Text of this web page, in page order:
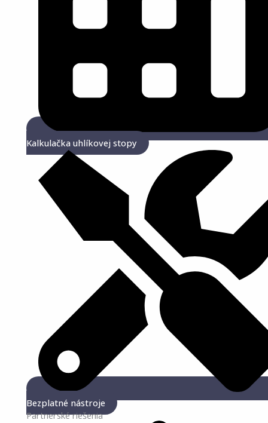
Kalkulačka uhlíkovej stopy
Bezplatné nástroje
Partnerské riešenia